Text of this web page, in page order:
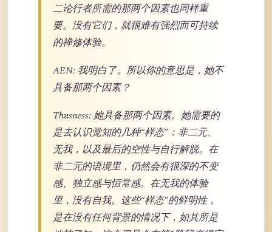
二论行者所需的那两个因素也同样重
要。没有它们，就很难有强烈而可持续
的禅修体验。
AEN: 我明白了。所以你的意思是，她不
具备那两个因素？
Thusness: 她具备那两个因素。她需要的
是去认识觉知的几种“样态”：非二元、
无我，以及最后的空性与自行解脱。在
非二元的语境里，仍然会有很深的不变
感、独立感与恒常感。在无我的体验
里，没有自我。这些“样态”的鲜明性，
是在没有任何背景的情况下，如其所是